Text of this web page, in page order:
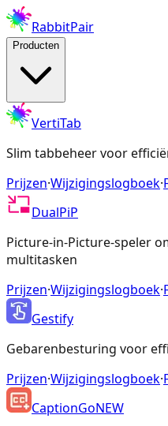
RabbitPair
Producten
VertiTab
Slim tabbeheer voor
Prijzen·Wijzigingslogboek·
DualPiP
Picture-in-Picture-speler
multitasken
Prijzen·Wijzigingslogboek·
Gestify
Gebarenbesturing voor
Prijzen·Wijzigingslogboek·
CaptionGoNEW